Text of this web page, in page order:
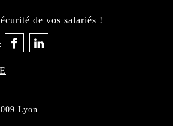
de vos salariés !
Lyon